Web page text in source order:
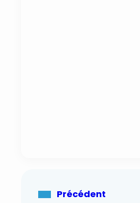
Précédent